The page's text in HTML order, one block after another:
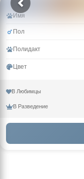
Имя
Пол
Полидакт
Цвет
В Любимцы
В Разведение